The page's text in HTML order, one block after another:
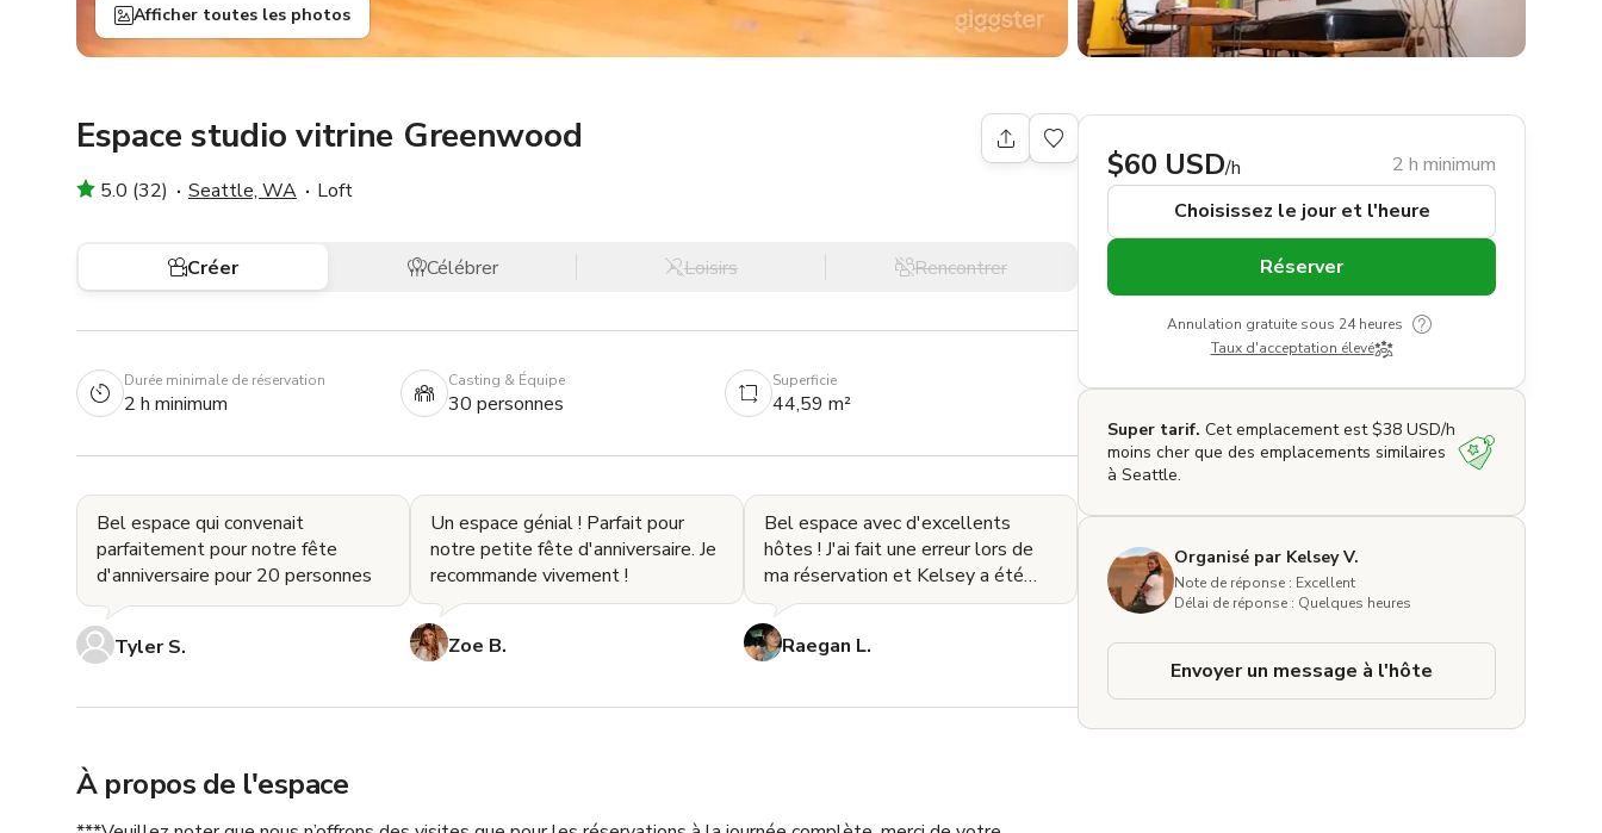
Afficher toutes les photos
Espace studio vitrine Greenwood
5.0 (32) Seattle, WA Loft
Créer Célébrer Loisirs Rencontrer
Durée minimale de réservation
2 h minimum
Casting & Équipe
30 personnes
Superficie
44,59 m²
Bel espace qui convenait
parfaitement pour notre fête
d'anniversaire pour 20 personnes
Tyler S.
Un espace génial ! Parfait pour
notre petite fête d'anniversaire. Je
recommande vivement !
Zoe B.
Bel espace avec d'excellents
hôtes ! J'ai fait une erreur lors de
ma réservation et Kelsey a été
extrêmement gentille pour y
remédier alors qu'e
Raegan L.
À propos de l'espace
$60 USD/h
2 h minimum
Choisissez le jour et l'heure
Réserver
Annulation gratuite sous 24 heures
Taux d'acceptation élevé
Super tarif. Cet emplacement est $38 USD/h
moins cher que des emplacements similaires
à Seattle.
Organisé par Kelsey V.
Note de réponse : Excellent
Délai de réponse : Quelques heures
Envoyer un message à l'hôte